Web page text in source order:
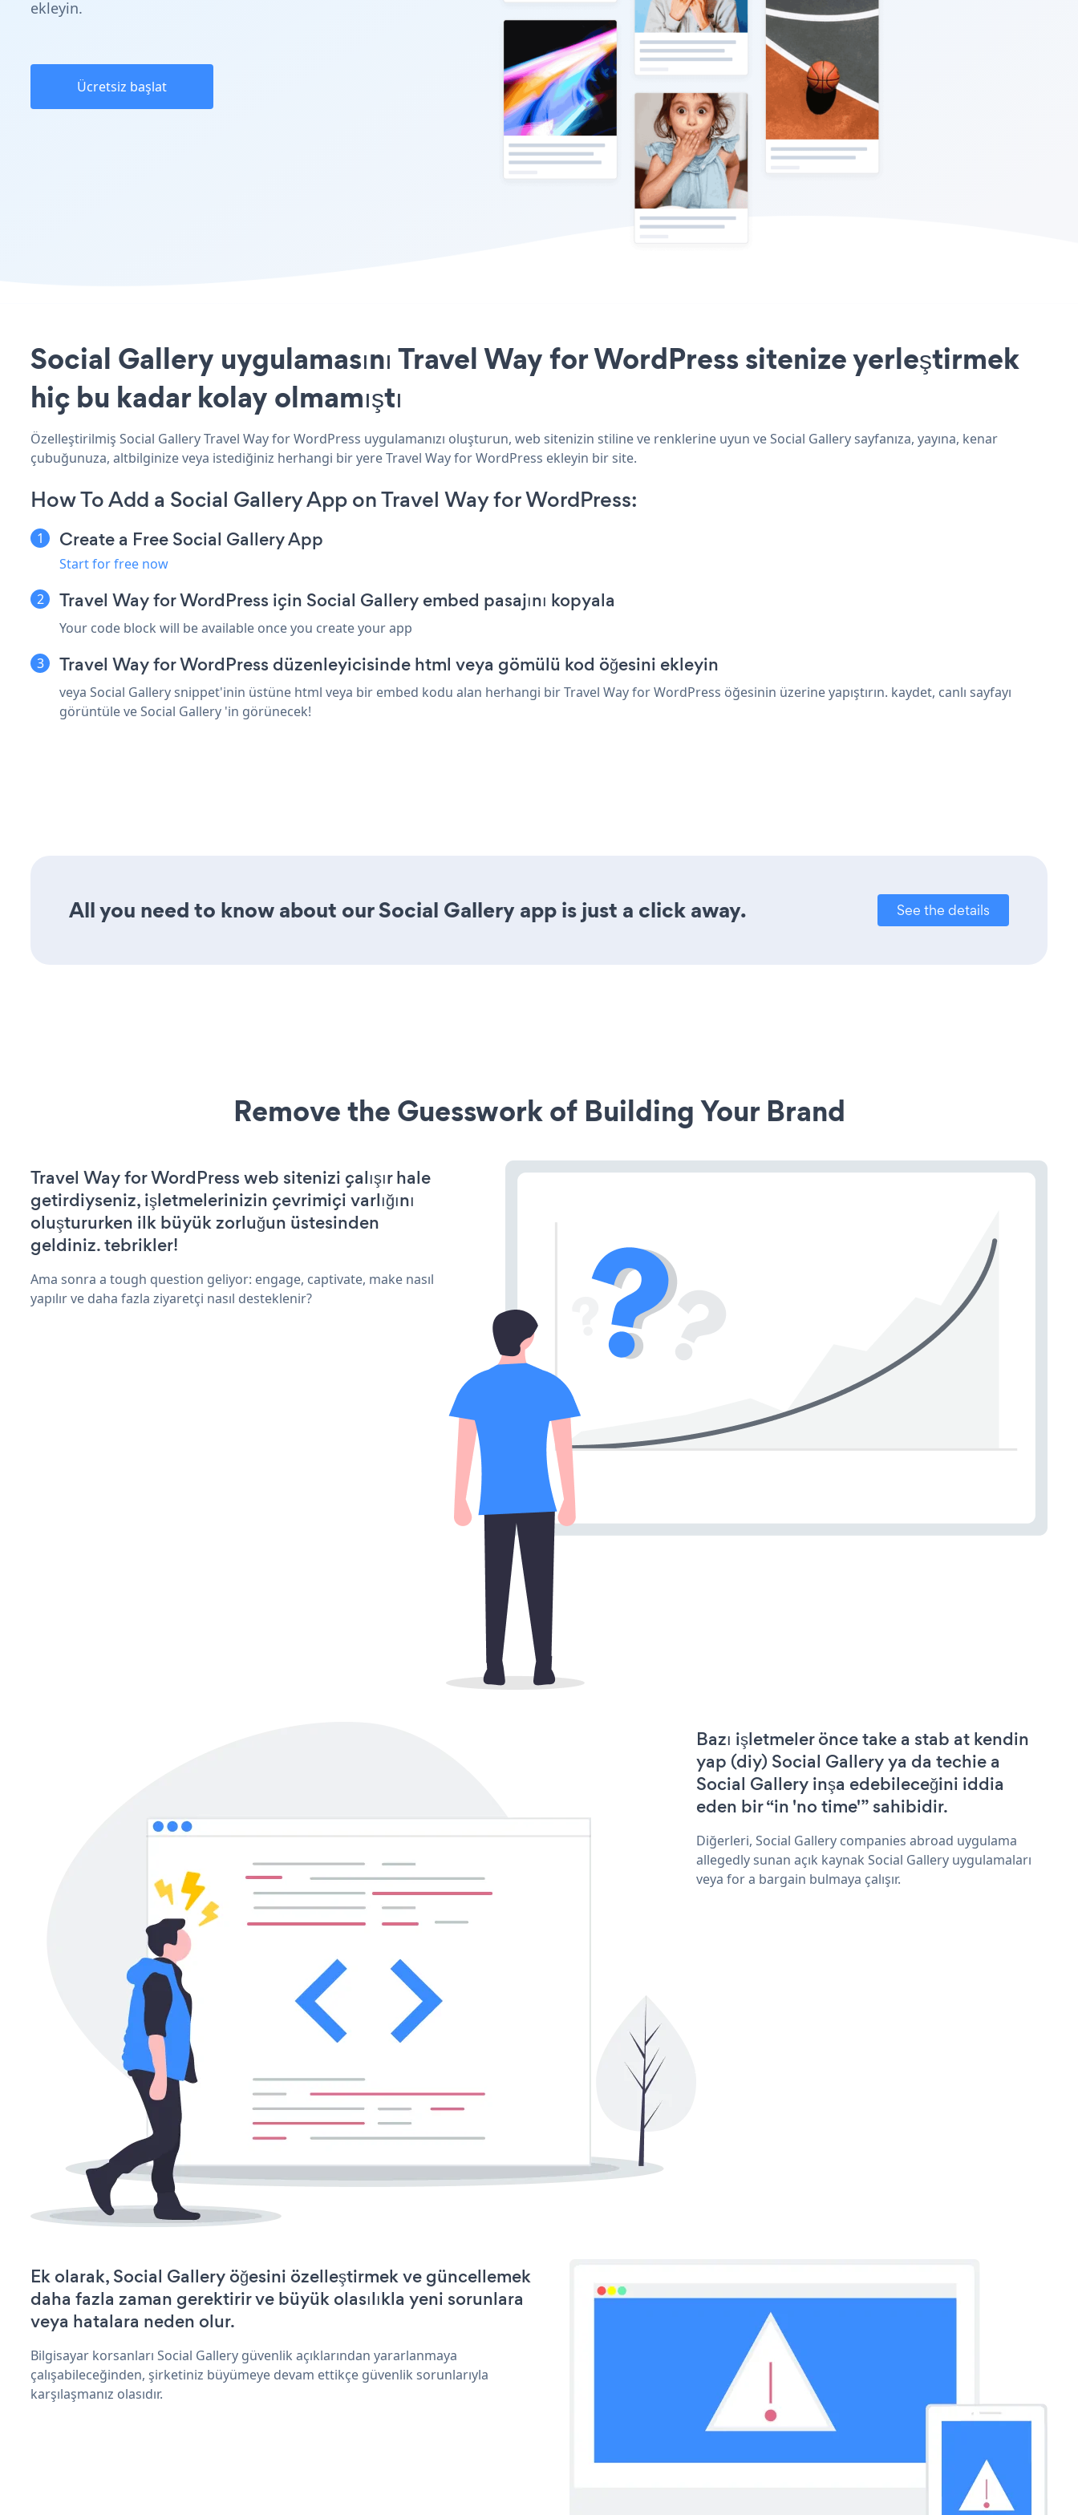
ekleyin.
Ücretsiz başlat
Social Gallery uygulamasını Travel Way for WordPress sitenize yerleştirmek
hiç bu kadar kolay olmamıştı
Özelleştirilmiş Social Gallery Travel Way for WordPress uygulamanızı oluşturun, web sitenizin stiline ve renklerine uyun ve Social Gallery sayfanıza, yayına, kenar
çubuğunuza, altbilginize veya istediğiniz herhangi bir yere Travel Way for WordPress ekleyin bir site.
How To Add a Social Gallery App on Travel Way for WordPress:
Create a Free Social Gallery App
Start for free now
Travel Way for WordPress için Social Gallery embed pasajını kopyala
Your code block will be available once you create your app
Travel Way for WordPress düzenleyicisinde html veya gömülü kod öğesini ekleyin
veya Social Gallery snippet'inin üstüne html veya bir embed kodu alan herhangi bir Travel Way for WordPress öğesinin üzerine yapıştırın. kaydet, canlı sayfayı
görüntüle ve Social Gallery 'in görünecek!
All you need to know about our Social Gallery app is just a click away. See the details
Remove the Guesswork of Building Your Brand
Travel Way for WordPress web sitenizi çalışır hale
getirdiyseniz, işletmelerinizin çevrimiçi varlığını
oluştururken ilk büyük zorluğun üstesinden
geldiniz. tebrikler!
Ama sonra a tough question geliyor: engage, captivate, make nasıl
yapılır ve daha fazla ziyaretçi nasıl desteklenir?
Bazı işletmeler önce take a stab at kendin
yap (diy) Social Gallery ya da techie a
Social Gallery inşa edebileceğini iddia
eden bir “in 'no time'” sahibidir.
Diğerleri, Social Gallery companies abroad uygulama
allegedly sunan açık kaynak Social Gallery uygulamaları
veya for a bargain bulmaya çalışır.
Ek olarak, Social Gallery öğesini özelleştirmek ve güncellemek
daha fazla zaman gerektirir ve büyük olasılıkla yeni sorunlara
veya hatalara neden olur.
Bilgisayar korsanları Social Gallery güvenlik açıklarından yararlanmaya
çalışabileceğinden, şirketiniz büyümeye devam ettikçe güvenlik sorunlarıyla
karşılaşmanız olasıdır.